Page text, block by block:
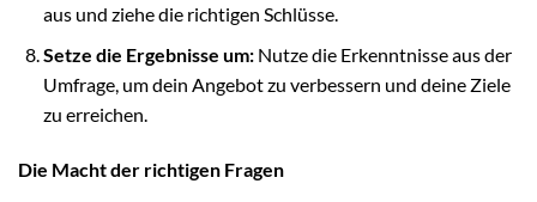
aus und ziehe die richtigen Schlüsse.
Setze die Ergebnisse um:Nutze die Erkenntnisse aus der
Umfrage, um dein Angebot zu verbessern und deine Ziele
zu erreichen.
Die Macht der richtigen Fragen